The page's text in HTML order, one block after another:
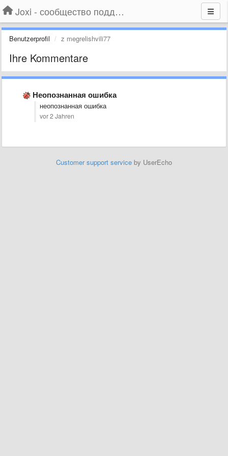
Joxi - сообщество поддержки
Benutzerprofil z megrelishvili77
Ihre Kommentare
Неопознанная ошибка
неопознанная ошибка
vor 2 Jahren
Customer support service by UserEcho